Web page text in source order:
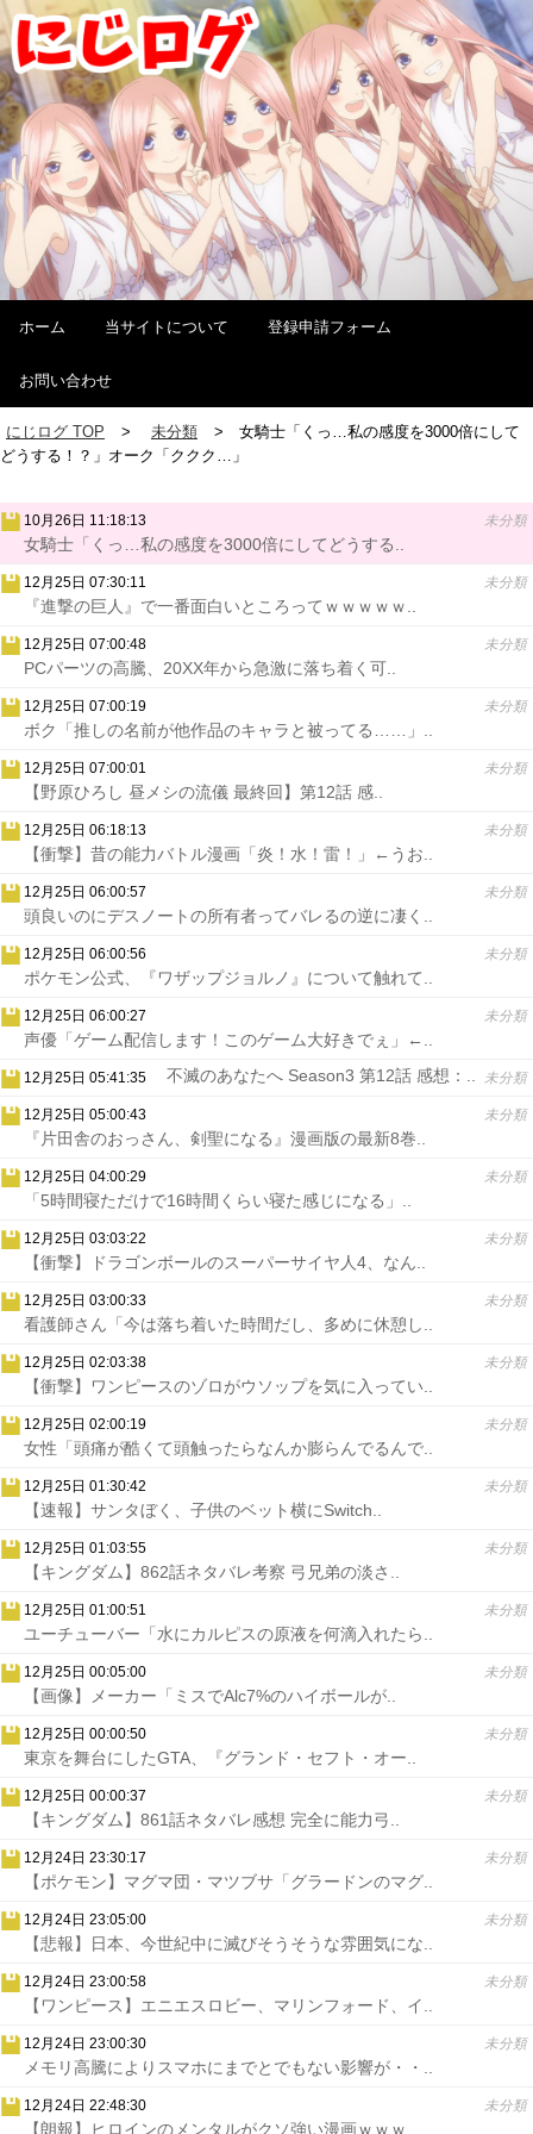
ホーム 当サイトについて 登録申請フォーム
お問い合わせ
にじログ TOP 未分類
女騎士「くっ…私の感度を3000倍にして
どうする！？」オーク「ククク…」
10月26日 11:18:13 未分類
女騎士「くっ…私の感度を3000倍にしてどうする..
12月25日 07:30:11 未分類
『進撃の巨人』で一番面白いところってｗｗｗｗｗ..
12月25日 07:00:48 未分類
PCパーツの高騰、20XX年から急激に落ち着く可..
12月25日 07:00:19 未分類
ボク「推しの名前が他作品のキャラと被ってる……」..
12月25日 07:00:01 未分類
【野原ひろし 昼メシの流儀 最終回】第12話 感..
12月25日 06:18:13 未分類
【衝撃】昔の能力バトル漫画「炎！水！雷！」←うお..
12月25日 06:00:57 未分類
頭良いのにデスノートの所有者ってバレるの逆に凄く..
12月25日 06:00:56 未分類
ポケモン公式、『ワザップジョルノ』について触れて..
12月25日 06:00:27 未分類
声優「ゲーム配信します！このゲーム大好きでぇ」←..
12月25日 05:41:35 未分類
不滅のあなたへ Season3 第12話 感想：..
12月25日 05:00:43 未分類
『片田舎のおっさん、剣聖になる』漫画版の最新8巻..
12月25日 04:00:29 未分類
「5時間寝ただけで16時間くらい寝た感じになる」..
12月25日 03:03:22 未分類
【衝撃】ドラゴンボールのスーパーサイヤ人4、なん..
12月25日 03:00:33 未分類
看護師さん「今は落ち着いた時間だし、多めに休憩し..
12月25日 02:03:38 未分類
【衝撃】ワンピースのゾロがウソップを気に入ってい..
12月25日 02:00:19 未分類
女性「頭痛が酷くて頭触ったらなんか膨らんでるんで..
12月25日 01:30:42 未分類
【速報】サンタぼく、子供のベット横にSwitch..
12月25日 01:03:55 未分類
【キングダム】862話ネタバレ考察 弓兄弟の淡さ..
12月25日 01:00:51 未分類
ユーチューバー「水にカルピスの原液を何滴入れたら..
12月25日 00:05:00 未分類
【画像】メーカー「ミスでAlc7%のハイボールが..
12月25日 00:00:50 未分類
東京を舞台にしたGTA、『グランド・セフト・オー..
12月25日 00:00:37 未分類
【キングダム】861話ネタバレ感想 完全に能力弓..
12月24日 23:30:17 未分類
【ポケモン】マグマ団・マツブサ「グラードンのマグ..
12月24日 23:05:00 未分類
【悲報】日本、今世紀中に滅びそうそうな雰囲気にな..
12月24日 23:00:58 未分類
【ワンピース】エニエスロビー、マリンフォード、イ..
12月24日 23:00:30 未分類
メモリ高騰によりスマホにまでとでもない影響が・・..
12月24日 22:48:30 未分類
【朗報】ヒロインのメンタルがクソ強い漫画ｗｗｗ..